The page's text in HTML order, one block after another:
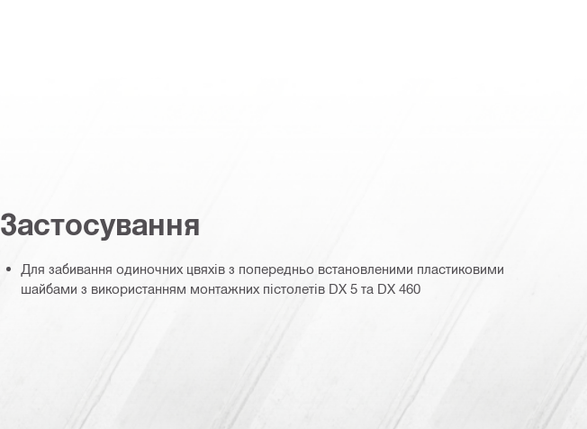
Застосування
Для забивання одиночних цвяхів з попередньо встановленими пластиковими
шайбами з використанням монтажних пістолетів DX 5 та DX 460